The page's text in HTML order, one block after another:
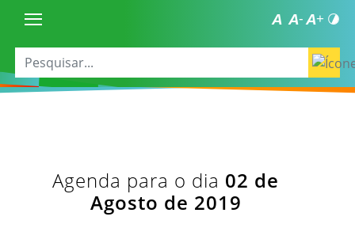
Agenda para o dia 02 de
Agosto de 2019